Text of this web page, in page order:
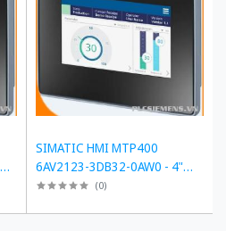
SIMATIC HMI MTP400
6AV2123-3DB32-0AW0 - 4"
TFT, PROFINET
(0)